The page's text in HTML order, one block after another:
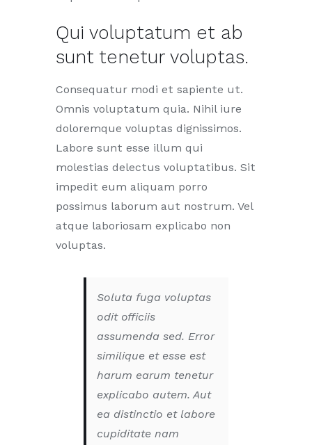
Qui voluptatum et ab
sunt tenetur voluptas.
Consequatur modi et sapiente ut.
Omnis voluptatum quia. Nihil iure
doloremque voluptas dignissimos.
Labore sunt esse illum qui
molestias delectus voluptatibus. Sit
impedit eum aliquam porro
possimus laborum aut nostrum. Vel
atque laboriosam explicabo non
voluptas.
Soluta fuga voluptas
odit officiis
assumenda sed. Error
similique et esse est
harum earum tenetur
explicabo autem. Aut
ea distinctio et labore
cupiditate nam